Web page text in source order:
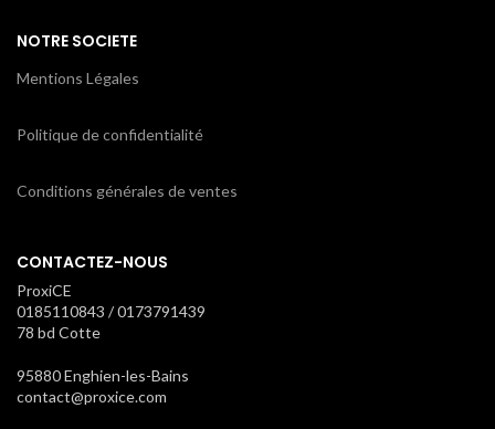
NOTRE SOCIETE
Mentions Légales
Politique de confidentialité
Conditions générales de ventes
CONTACTEZ-NOUS
ProxiCE
0185110843 / 0173791439
78 bd Cotte
95880 Enghien-les-Bains
contact@proxice.com